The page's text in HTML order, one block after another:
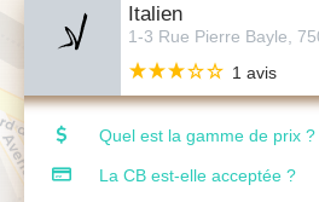
Italien
1-3 Rue Pierre Bayle,
1 avis
Quel est la gamme de prix ?
La CB est-elle acceptée ?